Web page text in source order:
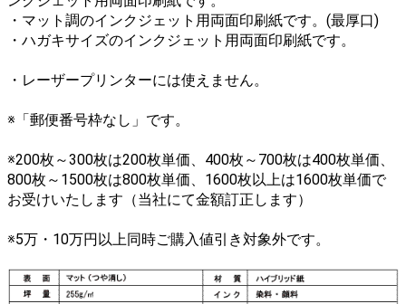
・マット調のインクジェット用両面印刷紙です。(最厚口)
・ハガキサイズのインクジェット用両面印刷紙です。
・レーザープリンターには使えません。
※「郵便番号枠なし」です。
※200枚～300枚は200枚単価、400枚～700枚は400枚単価、
800枚～1500枚は800枚単価、1600枚以上は1600枚単価で
お受けいたします（当社にて金額訂正します）
※5万・10万円以上同時ご購入値引き対象外です。